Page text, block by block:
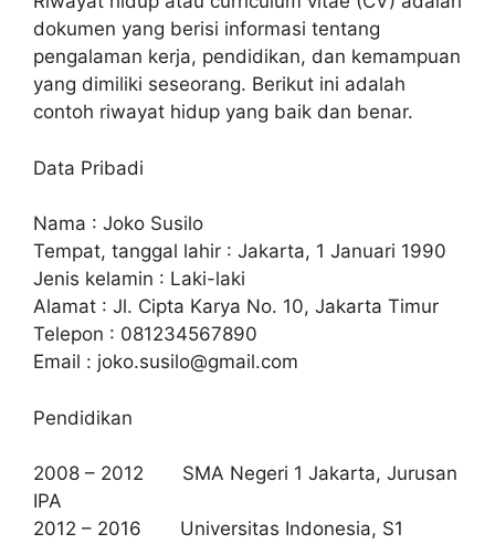
dokumen yang berisi informasi tentang
pengalaman kerja, pendidikan, dan kemampuan
yang dimiliki seseorang. Berikut ini adalah
contoh riwayat hidup yang baik dan benar.
Data Pribadi
Nama : Joko Susilo
Tempat, tanggal lahir : Jakarta, 1 Januari 1990
Jenis kelamin : Laki-laki
Alamat : Jl. Cipta Karya No. 10, Jakarta Timur
Telepon : 081234567890
Email : joko.susilo@gmail.com
Pendidikan
2008 – 2012 SMA Negeri 1 Jakarta, Jurusan
IPA
2012 – 2016 Universitas Indonesia, S1